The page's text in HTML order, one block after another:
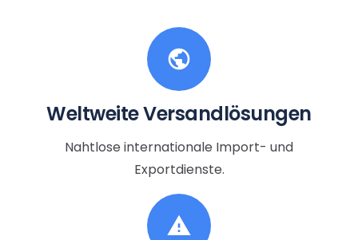
public
Weltweite Versandlösungen
Nahtlose internationale Import- und
Exportdienste.
warning